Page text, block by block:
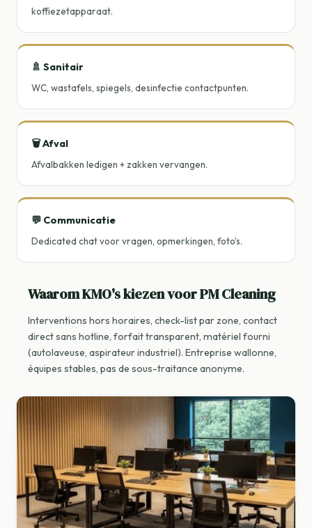
koffiezetapparaat.
🚿 Sanitair
WC, wastafels, spiegels, desinfectie contactpunten.
🗑️ Afval
Afvalbakken ledigen + zakken vervangen.
💬 Communicatie
Dedicated chat voor vragen, opmerkingen, foto's.
Waarom KMO's kiezen voor PM Cleaning
Interventions hors horaires, check-list par zone, contact
direct sans hotline, forfait transparent, matériel fourni
(autolaveuse, aspirateur industriel). Entreprise wallonne,
équipes stables, pas de sous-traitance anonyme.